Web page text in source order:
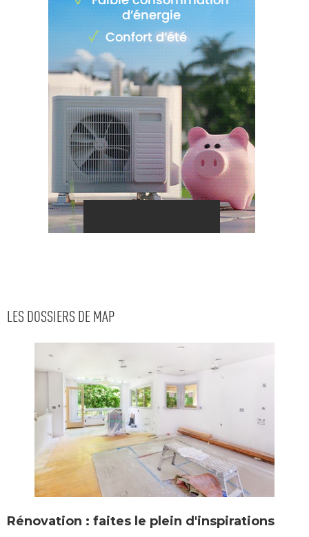
LES DOSSIERS DE MAP
Rénovation : faites le plein d'inspirations